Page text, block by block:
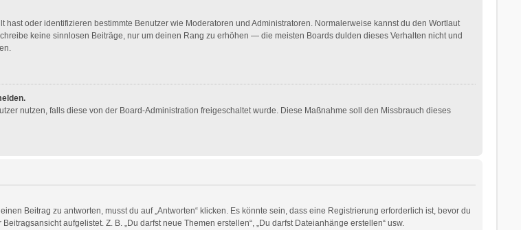
oder identifizieren bestimmte Benutzer wie Moderatoren und Administratoren. Normalerweise kannst du den Wortlaut
keine sinnlosen Beiträge, nur um deinen Rang zu erhöhen — die meisten Boards dulden dieses Verhalten nicht und
nutzen, falls diese von der Board-Administration freigeschaltet wurde. Diese Maßnahme soll den Missbrauch dieses
Beitrag zu antworten, musst du auf „Antworten“ klicken. Es könnte sein, dass eine Registrierung erforderlich ist, bevor du
aufgelistet. Z. B. „Du darfst neue Themen erstellen“, „Du darfst Dateianhänge erstellen“ usw.